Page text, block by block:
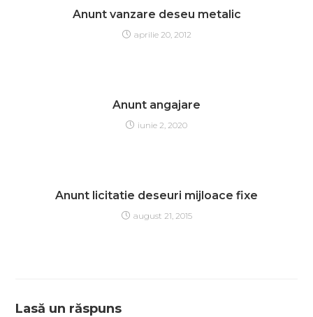
Anunt vanzare deseu metalic
aprilie 20, 2012
Anunt angajare
iunie 2, 2020
Anunt licitatie deseuri mijloace fixe
august 21, 2015
Lasă un răspuns